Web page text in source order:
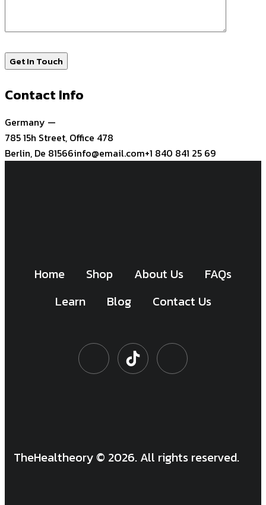
Contact Info
Germany —
785 15h Street, Office 478
Berlin, De 81566info@email.com+1 840 841 25 69
Home Shop About Us
FAQs
Learn
Blog Contact Us
TheHealtheory © 2026. All rights reserved.